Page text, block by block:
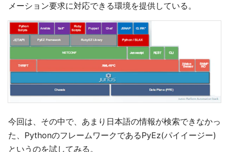
メーション要求に対応できる環境を提供している。
今回は、その中で、あまり日本語の情報が検索できなかっ
た、PythonのフレームワークであるPyEz(パイイージー)
というのを試してみる。